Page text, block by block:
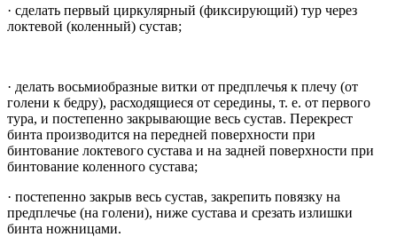
· сделать первый циркулярный (фиксирующий) тур через
локтевой (коленный) сустав;
· делать восьмиобразные витки от предплечья к плечу (от
голени к бедру), расходящиеся от середины, т. е. от первого
тура, и постепенно закрывающие весь сустав. Перекрест
бинта производится на передней поверхности при
бинтование локтевого сустава и на задней поверхности при
бинтование коленного сустава;
· постепенно закрыв весь сустав, закрепить повязку на
предплечье (на голени), ниже сустава и срезать излишки
бинта ножницами.